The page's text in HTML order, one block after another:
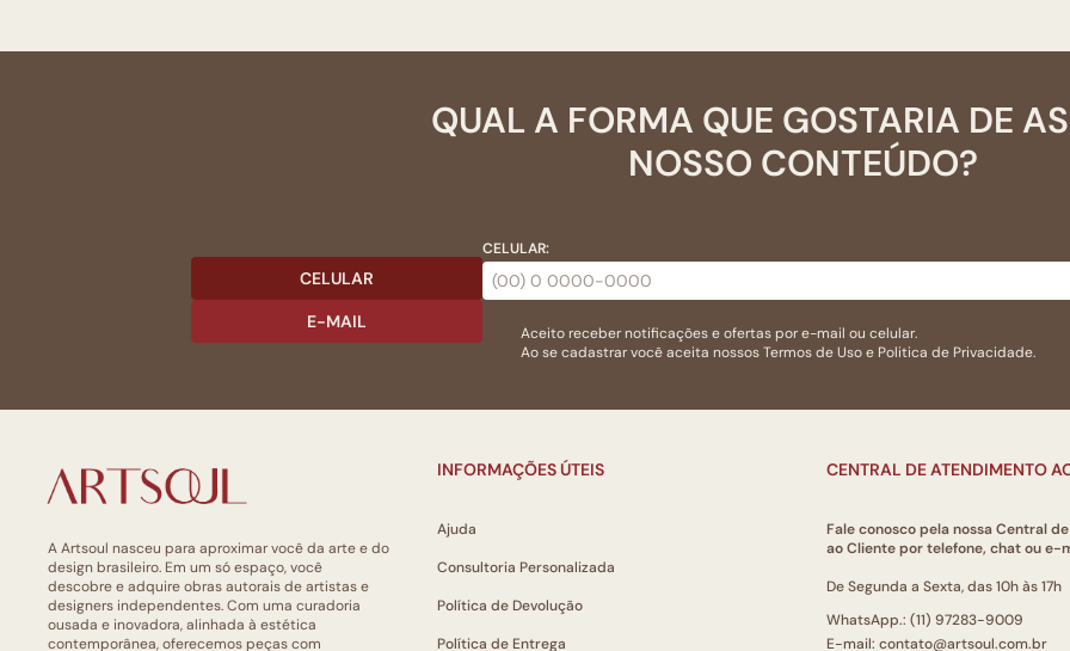
QUAL A FORMA QUE GOSTARIA DE
NOSSO CONTEÚDO?
CELULAR
E-MAIL
CELULAR:
Aceito receber notificações e ofertas por e-mail ou celular.
Ao se cadastrar você aceita nossosTermos de Usoe Politica de Privacidade.
A Artsoul nasceu para aproximar você da arte e do
design brasileiro. Em um só espaço, você
descobre e adquire obras autorais de artistas e
designers independentes. Com uma curadoria
ousada e inovadora, alinhada à estética
contemporânea, oferecemos peças com
INFORMAÇÕES ÚTEIS
Ajuda
Consultoria Personalizada
Política de Devolução
Política de Entrega
CENTRAL DE ATENDIMENTO
Fale conosco pela nossa Central
ao Cliente por telefone, chat ou e-
De Segunda a Sexta, das 10h às 17h
WhatsApp.: (11) 97283-9009
E-mail: contato@artsoul.com.br